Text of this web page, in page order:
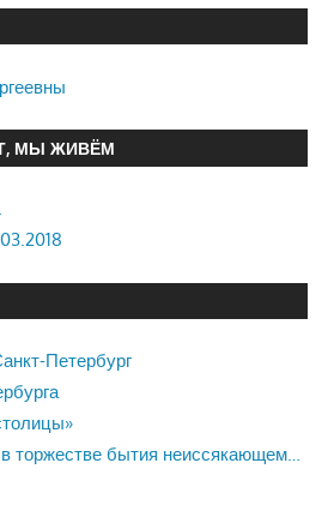
МЫ ЖИВЁМ
Петербург
торжестве бытия неиссякающем…